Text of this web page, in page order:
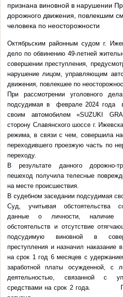
признана виновной в нарушении
дорожного движения, повлекшим
человека по неосторожности
Октябрьским районным судом г.
дело по обвинению 49-летней
совершении преступления,
нарушение лицом, управляющим
движения, повлекшее по
При рассмотрении уголовного
подсудимая в феврале 2024 года
своим автомобилем «SUZUKI
сторону Славянского шоссе г.
режима, в связи с чем, совершила
переходившего проезжую часть по
переходу.
В результате данного дорожно-
пешеход получила телесные
на месте происшествия.
В судебном заседании
Суд, учитывая обстоятельства
данные о личности, наличие
обстоятельств и отсутствие
подсудимую виновной в
преступления и назначил наказание
на срок 1 год 6 месяцев с
заработной платы осужденной, с
деятельностью, связанной с
средствами на срок 2 года.